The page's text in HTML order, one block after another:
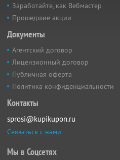
Заработайте, как Вебмастер
Прошедшие акции
Документы
Агентский договор
Лицензионный договор
Публичная оферта
Политика конфиденциальности
Контакты
sprosi@kupikupon.ru
Связаться с нами
Мы в Соцсетях